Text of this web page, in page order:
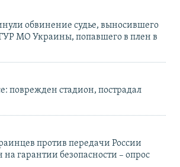
обвинение судье, выносившего
МО Украины, попавшего в плен в
поврежден стадион, пострадал
против передачи России
на гарантии безопасности – опрос